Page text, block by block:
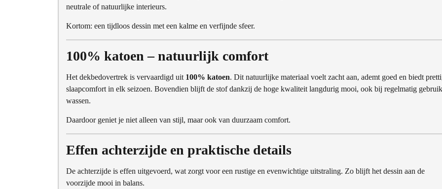
neutrale of natuurlijke interieurs.
Kortom: een tijdloos dessin met een kalme en verfijnde sfeer.
100% katoen – natuurlijk comfort
Het dekbedovertrek is vervaardigd uit 100% katoen. Dit natuurlijke materiaal voelt zacht aan, ademt goed en biedt
slaapcomfort in elk seizoen. Bovendien blijft de stof dankzij de hoge kwaliteit langdurig mooi, ook bij regelmatig
wassen.
Daardoor geniet je niet alleen van stijl, maar ook van duurzaam comfort.
Effen achterzijde en praktische details
De achterzijde is effen uitgevoerd, wat zorgt voor een rustige en evenwichtige uitstraling. Zo blijft het dessin aan de
voorzijde mooi in balans.